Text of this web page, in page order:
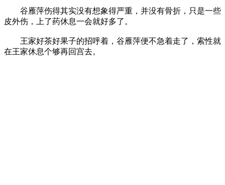
谷雁萍伤得其实没有想象得严重，并没有骨折，只是一些
皮外伤，上了药休息一会就好多了。
王家好茶好果子的招呼着，谷雁萍便不急着走了，索性就
在王家休息个够再回宫去。